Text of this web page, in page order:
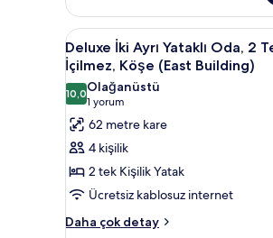
fotoğrafları
görün
Sigara
İçilmez
(Grand
in
Grand,lounge
access)
hakkında
daha
fazla
detay
Deluxe
İki
Ayrı
Yataklı
Oda,
2
Tek
Kişilik
Yatak,
Sigara
5
Deluxe İki Ayrı Yataklı Oda, 2
İçilmez, Köşe (East Building)
10,010,0 / 10
Olağanüstü
1 yorum
(1
yorum)
62 metre kare
4 kişilik
2 tek Kişilik Yatak
Ücretsiz kablosuz internet
Daha çok detay
Deluxe